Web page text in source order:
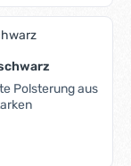
Polsterung aus